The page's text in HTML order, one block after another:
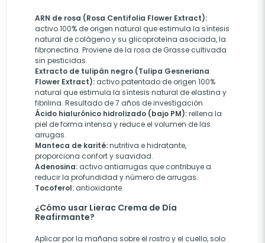
ARN de rosa (Rosa Centifolia Flower Extract):
activo 100% de origen natural que estimula la síntesis
natural de colágeno y su glicoproteína asociada, la
fibronectina. Proviene de la rosa de Grasse cultivada
sin pesticidas.
Extracto de tulipán negro (Tulipa Gesneriana
Flower Extract): activo patentado de origen 100%
natural que estimula la síntesis natural de elastina y
fibrilina. Resultado de 7 años de investigación.
Ácido hialurónico hidrolizado (bajo PM):rellena la
piel de forma intensa y reduce el volumen de las
arrugas.
Manteca de karité:nutritiva e hidratante,
proporciona confort y suavidad.
Adenosina: activo antiarrugas que contribuye a
reducir la profundidad y número de arrugas.
Tocoferol: antioxidante.
¿Cómo usar Lierac Crema de Día
Reafirmante?
Aplicar por la mañana sobre el rostro y el cuello, solo